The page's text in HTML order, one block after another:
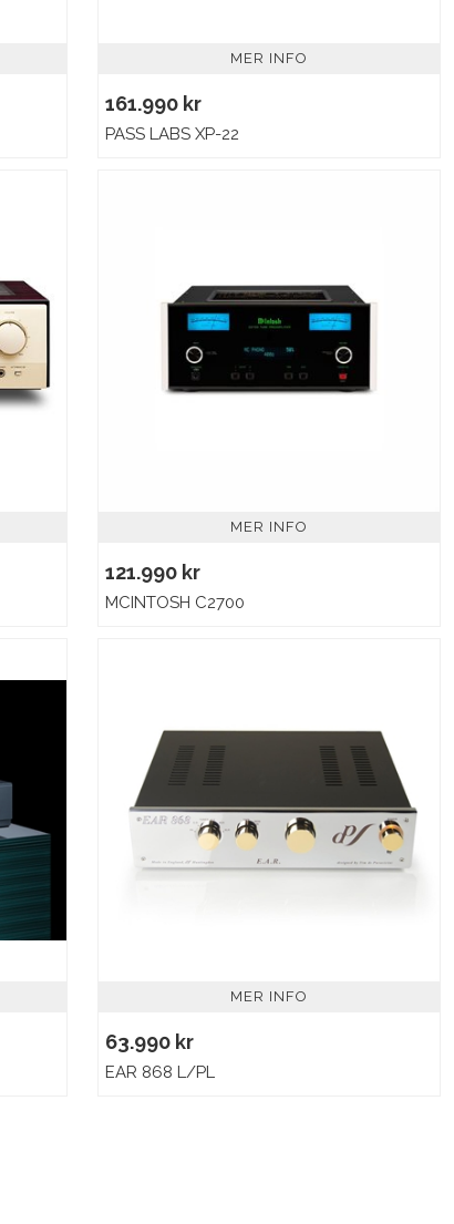
MER INFO
161.990 kr
PASS LABS XP-22
MER INFO
121.990 kr
MCINTOSH C2700
MER INFO
63.990 kr
EAR 868 L/PL